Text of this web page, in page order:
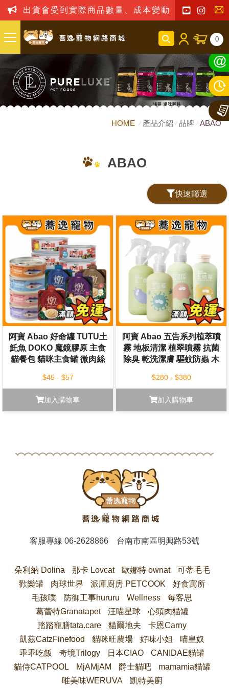
出貨會受到實際商品數量、成本變動之影響，我
聯
我
們
0
HOME 產品介紹 品牌 ABAO
ABAO
快速篩選
阿寶 Abao 好命罐 TUTU土
魠魚 DOKO 魔鏡膠原 主食
貓餐包 貓咪主食罐 微肉絲
$45 - $57
加入購物車
阿寶 Abao 五告系列植萃噴
霧 地板清潔 植翠噴霧 抗菌
除臭 乾洗潔膚 驅蚊防蟲 木
$280 - $380
加入購物車
客服專線06-2628866 台南市南區明興路53號
朵利納 Dolina 那卡 Lovcat 歐娜特 ownat
可蒂毛毛
歡樂罐
肉球世界 派庫廚房 PETCOOK
好食寓所
毛孩噗
防御工事hururu Wellness
每客思
葛蕾特Granatapet
汪喵星球
心頭肉貓罐
踏踏寵膳tata.care
貓爾地夫
卡恩Carny
凱茲CatzFinefood
貓咪旺農場 好味小姐
喵皇奴
乖乖吃飯
奇境Trilogy 日本CIAO
CANIDAE貓罐
貓侍CATPOOL
MjAMjAM 爵士貓吧
mamamia貓罐
唯美味WERUVA
凱特美廚